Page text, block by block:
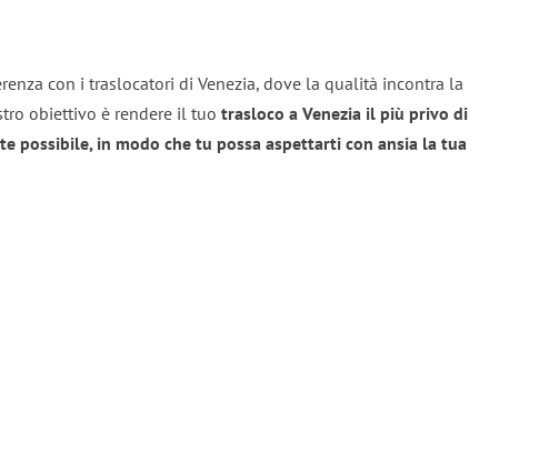
con i traslocatori di Venezia, dove la qualità incontra la
obiettivo è rendere il tuo trasloco a Venezia il più privo di
possibile, in modo che tu possa aspettarti con ansia la tua